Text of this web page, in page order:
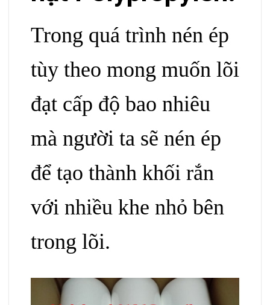
Trong quá trình nén ép
tùy theo mong muốn lõi
đạt cấp độ bao nhiêu
mà người ta sẽ nén ép
để tạo thành khối rắn
với nhiều khe nhỏ bên
trong lõi.